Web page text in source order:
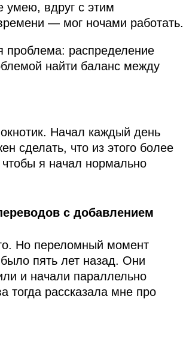
умею, вдруг с этим
— мог ночами работать.
проблема: распределение
найти баланс между
Начал каждый день
сделать, что из этого более
я начал нормально
с добавлением
Но переломный момент
пять лет назад. Они
и начали параллельно
рассказала мне про